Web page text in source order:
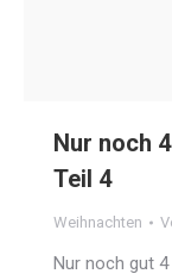
Nur noch
Teil 4
Weihnachten
Nur noch gut